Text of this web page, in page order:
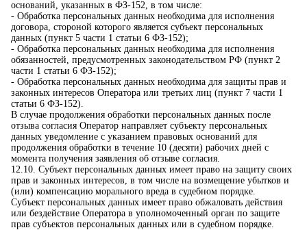
оснований, указанных в ФЗ-152, в том числе:
- Обработка персональных данных необходима для исполнения
договора, стороной которого является субъект персональных
данных (пункт 5 части 1 статьи 6 ФЗ-152);
- Обработка персональных данных необходима для исполнения
обязанностей, предусмотренных законодательством РФ (пункт 2
части 1 статьи 6 ФЗ-152);
- Обработка персональных данных необходима для защиты прав и
законных интересов Оператора или третьих лиц (пункт 7 части 1
статьи 6 ФЗ-152).
В случае продолжения обработки персональных данных после
отзыва согласия Оператор направляет субъекту персональных
данных уведомление с указанием правовых оснований для
продолжения обработки в течение 10 (десяти) рабочих дней с
момента получения заявления об отзыве согласия.
12.10. Субъект персональных данных имеет право на защиту своих
прав и законных интересов, в том числе на возмещение убытков и
(или) компенсацию морального вреда в судебном порядке.
Субъект персональных данных имеет право обжаловать действия
или бездействие Оператора в уполномоченный орган по защите
прав субъектов персональных данных или в судебном порядке.